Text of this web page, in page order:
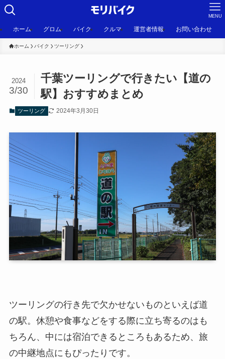
MENU
ホーム グロム バイク クルマ 運営者情報 お問い合わせ
ホーム バイク ツーリング
千葉ツーリングで行きたい【道の
駅】おすすめまとめ
2024
3/30
ツーリング 2024年3月30日
ツーリングの行き先で欠かせないものといえば道
の駅。休憩や食事などをする際に立ち寄るのはも
ちろん、中には宿泊できるところもあるため、旅
の中継地点にもぴったりです。